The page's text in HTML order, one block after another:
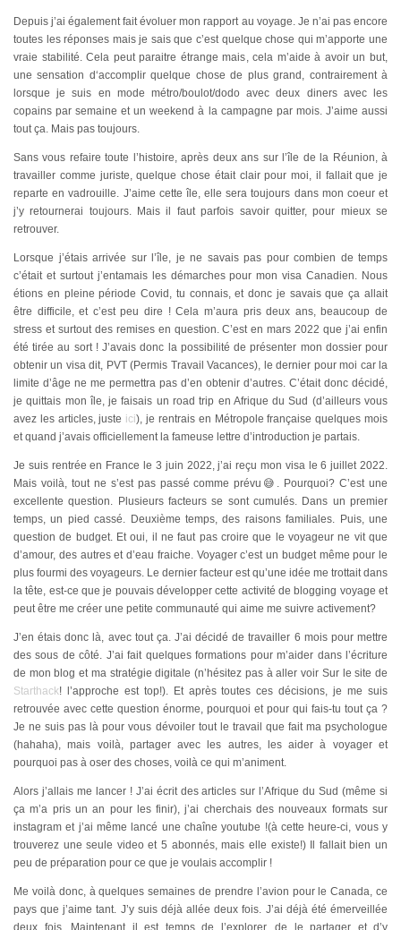
Depuis j’ai également fait évoluer mon rapport au voyage. Je n’ai pas encore
toutes les réponses mais je sais que c’est quelque chose qui m’apporte une
vraie stabilité. Cela peut paraitre étrange mais, cela m’aide à avoir un but,
une sensation d‘accomplir quelque chose de plus grand, contrairement à
lorsque je suis en mode métro/boulot/dodo avec deux diners avec les
copains par semaine et un weekend à la campagne par mois. J’aime aussi
tout ça. Mais pas toujours.
Sans vous refaire toute l’histoire, après deux ans sur l’île de la Réunion, à
travailler comme juriste, quelque chose était clair pour moi, il fallait que je
reparte en vadrouille. J’aime cette île, elle sera toujours dans mon coeur et
j’y retournerai toujours. Mais il faut parfois savoir quitter, pour mieux se
retrouver.
Lorsque j’étais arrivée sur l’île, je ne savais pas pour combien de temps
c’était et surtout j’entamais les démarches pour mon visa Canadien. Nous
étions en pleine période Covid, tu connais, et donc je savais que ça allait
être difficile, et c’est peu dire ! Cela m’aura pris deux ans, beaucoup de
stress et surtout des remises en question. C’est en mars 2022 que j’ai enfin
été tirée au sort ! J’avais donc la possibilité de présenter mon dossier pour
obtenir un visa dit, PVT (Permis Travail Vacances), le dernier pour moi car la
limite d’âge ne me permettra pas d’en obtenir d’autres. C’était donc décidé,
je quittais mon île, je faisais un road trip en Afrique du Sud (d’ailleurs vous
avez les articles, juste ici), je rentrais en Métropole française quelques mois
et quand j’avais officiellement la fameuse lettre d’introduction je partais.
Je suis rentrée en France le 3 juin 2022, j’ai reçu mon visa le 6 juillet 2022.
Mais voilà, tout ne s’est pas passé comme prévu😅. Pourquoi? C’est une
excellente question. Plusieurs facteurs se sont cumulés. Dans un premier
temps, un pied cassé. Deuxième temps, des raisons familiales. Puis, une
question de budget. Et oui, il ne faut pas croire que le voyageur ne vit que
d’amour, des autres et d’eau fraiche. Voyager c’est un budget même pour le
plus fourmi des voyageurs. Le dernier facteur est qu’une idée me trottait dans
la tête, est-ce que je pouvais développer cette activité de blogging voyage et
peut être me créer une petite communauté qui aime me suivre activement?
J’en étais donc là, avec tout ça. J’ai décidé de travailler 6 mois pour mettre
des sous de côté. J’ai fait quelques formations pour m’aider dans l’écriture
de mon blog et ma stratégie digitale (n’hésitez pas à aller voir Sur le site de
Starthack! l’approche est top!). Et après toutes ces décisions, je me suis
retrouvée avec cette question énorme, pourquoi et pour qui fais-tu tout ça ?
Je ne suis pas là pour vous dévoiler tout le travail que fait ma psychologue
(hahaha), mais voilà, partager avec les autres, les aider à voyager et
pourquoi pas à oser des choses, voilà ce qui m’animent.
Alors j’allais me lancer ! J’ai écrit des articles sur l’Afrique du Sud (même si
ça m’a pris un an pour les finir), j’ai cherchais des nouveaux formats sur
instagram et j’ai même lancé une chaîne youtube !(à cette heure-ci, vous y
trouverez une seule video et 5 abonnés, mais elle existe!) Il fallait bien un
peu de préparation pour ce que je voulais accomplir !
Me voilà donc, à quelques semaines de prendre l’avion pour le Canada, ce
pays que j’aime tant. J’y suis déjà allée deux fois. J’ai déjà été émerveillée
deux fois. Maintenant il est temps de l’explorer, de le partager et d’y